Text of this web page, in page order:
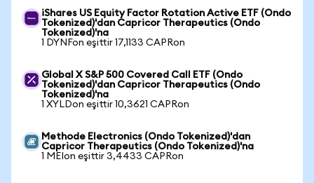
iShares US Equity Factor Rotation Active ETF (Ondo
Tokenized)'dan Capricor Therapeutics (Ondo
Tokenized)'na
1 DYNFon eşittir 17,1133 CAPRon
Global X S&P 500 Covered Call ETF (Ondo
Tokenized)'dan Capricor Therapeutics (Ondo
Tokenized)'na
1 XYLDon eşittir 10,3621 CAPRon
Methode Electronics (Ondo Tokenized)'dan
Capricor Therapeutics (Ondo Tokenized)'na
1 MEIon eşittir 3,4433 CAPRon